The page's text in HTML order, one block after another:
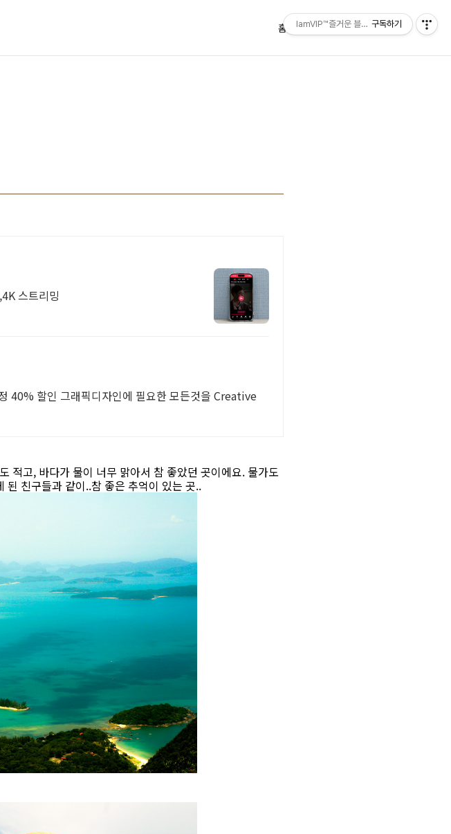
홈 태그 방명록
스트리밍
40% 할인 그래픽디자인에 필요한 모든것을 Creative
적고, 바다가 물이 너무 맑아서 참 좋았던 곳이에요. 물가도
된 친구들과 같이..참 좋은 추억이 있는 곳..
IamVIP™즐거운 블로깅구독하기